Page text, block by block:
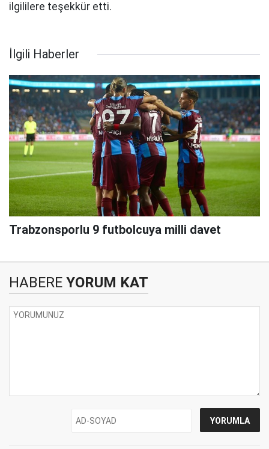
ilgililere teşekkür etti.
İlgili Haberler
Trabzonsporlu 9 futbolcuya milli davet
HABERE YORUM KAT